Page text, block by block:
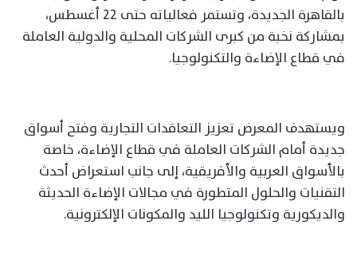
بالقاهرة الجديدة، وتستمر فعالياته حتى 22 أغسطس،
بمشاركة نخبة من كبرى الشركات المحلية والدولية العاملة
في قطاع الإضاءة والتكنولوجيا.
ويستهدف المعرض تعزيز التعاقدات التجارية وفتح أسواق
جديدة أمام الشركات العاملة في قطاع الإضاءة، خاصة
بالأسواق العربية والأفريقية، إلى جانب استعراض أحدث
التقنيات والحلول المتطورة في مجالات الإضاءة الحديثة
والديكورية وتكنولوجيا الليد والمكونات الإلكترونية.